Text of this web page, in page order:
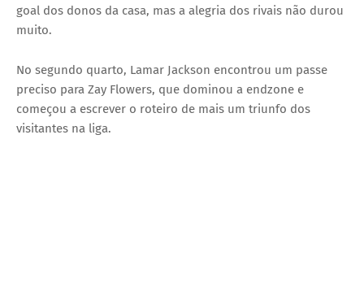
goal dos donos da casa, mas a alegria dos rivais não durou
muito.
No segundo quarto, Lamar Jackson encontrou um passe
preciso para Zay Flowers, que dominou a endzone e
começou a escrever o roteiro de mais um triunfo dos
visitantes na liga.